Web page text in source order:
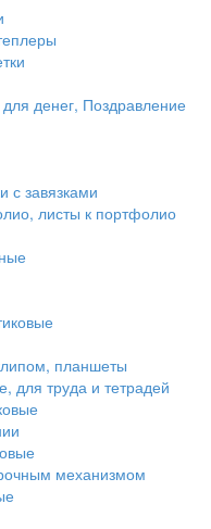
денег, Поздравление
с завязками
листы к портфолио
планшеты
для труда и тетрадей
механизмом